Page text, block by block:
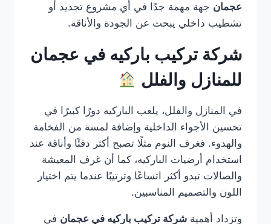
عجمان جهة مهمة جدًا في أي مشروع تجديد أو
تشطيب داخلي يبحث عن الجودة والأناقة.
شركة تركيب باركيه في عجمان
للمنازل والفلل
في المنازل والفلل، يلعب الباركيه دورًا كبيرًا في
تحسين الأجواء الداخلية وإضافة لمسة من الفخامة
والهدوء. فغرف النوم مثلًا تصبح أكثر دفئًا وأناقة عند
استخدام أرضيات الباركيه، كما أن غرف المعيشة
والصالات تبدو أكثر اتساعًا وترتيبًا عندما يتم اختيار
اللون والتصميم المناسبين.
وتزداد أهمية شركة تركيب باركيه في عجمان في